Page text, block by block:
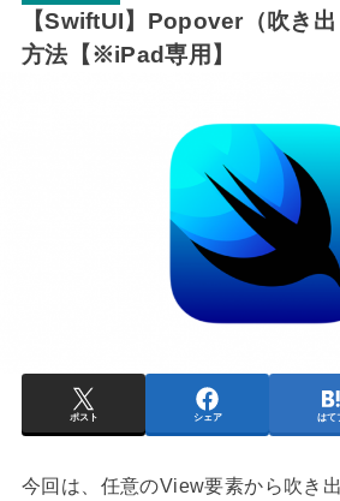
【SwiftUI】Popover（吹き
方法【※iPad専用】
ポスト シェア はて
今回は、任意のView要素から吹き